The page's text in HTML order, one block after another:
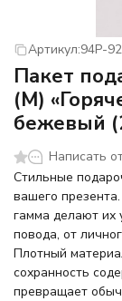
Артикул:94P-
Пакет
(М)
бежевый
Написать
Стильные
вашего
гамма делают их
повода, от
Плотный
сохранность
превращает